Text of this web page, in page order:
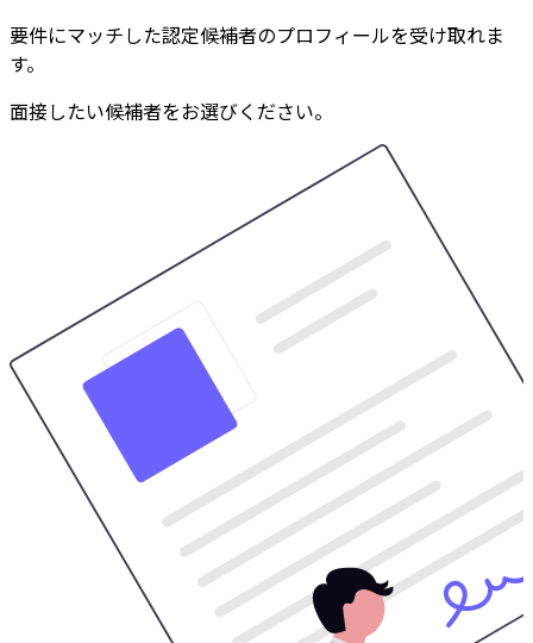
要件にマッチした認定候補者のプロフィールを受け取れま
す。
面接したい候補者をお選びください。